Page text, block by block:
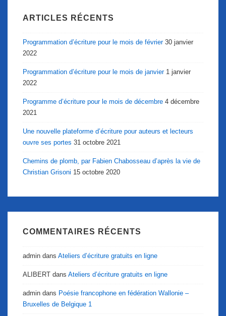
ARTICLES RÉCENTS
Programmation d’écriture pour le mois de février 30 janvier
2022
Programmation d’écriture pour le mois de janvier 1 janvier
2022
Programme d’écriture pour le mois de décembre 4 décembre
2021
Une nouvelle plateforme d’écriture pour auteurs et lecteurs
ouvre ses portes 31 octobre 2021
Chemins de plomb, par Fabien Chabosseau d’après la vie de
Christian Grisoni 15 octobre 2020
COMMENTAIRES RÉCENTS
admin dans Ateliers d’écriture gratuits en ligne
ALIBERT dans Ateliers d’écriture gratuits en ligne
admin dans Poésie francophone en fédération Wallonie –
Bruxelles de Belgique 1